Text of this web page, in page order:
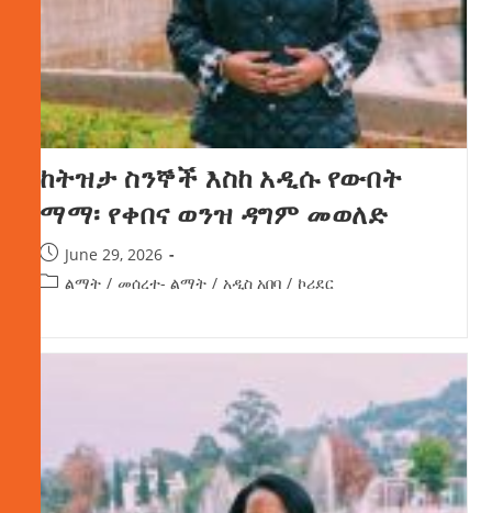
ከትዝታ ስንኞች እስከ አዲሱ የውበት
ማማ፡ የቀበና ወንዝ ዳግም መወለድ
June 29, 2026
ልማት / መሰረተ- ልማት / አዲስ አበባ / ኮሪደር